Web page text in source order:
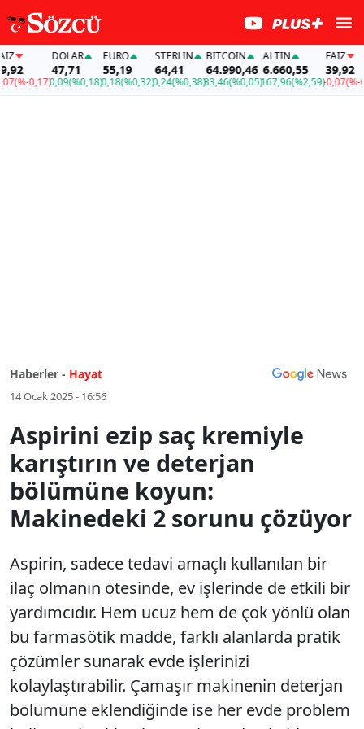
0,17)
DOLAR
47,71
0,09(%0,18)
EURO
55,19
0,18(%0,32)
STERLIN
64,41
0,24(%0,38)
BITCOIN
64.990,46
33,46(%0,05)
ALTIN
6.660,55
167,96(%2,59)
FAİZ
39,92
-0,07(%-
Haberler - Hayat
14 Ocak 2025 - 16:56
Aspirini ezip saç kremiyle
karıştırın ve deterjan
bölümüne koyun:
Makinedeki 2 sorunu çözüyor
Aspirin, sadece tedavi amaçlı kullanılan bir
ilaç olmanın ötesinde, ev işlerinde de etkili bir
yardımcıdır. Hem ucuz hem de çok yönlü olan
bu farmasötik madde, farklı alanlarda pratik
çözümler sunarak evde işlerinizi
kolaylaştırabilir. Çamaşır makinenin deterjan
bölümüne eklendiğinde ise her evde problem